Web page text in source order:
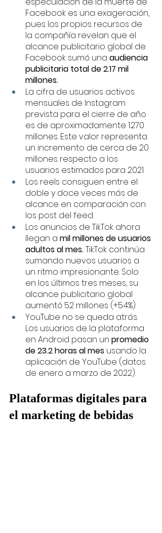
Facebook es una exageración,
pues los propios recursos de
la compañía revelan que el
alcance publicitario global de
Facebook sumó una audiencia
publicitaria total de 2.17 mil
millones.
La cifra de usuarios activos
mensuales de Instagram
prevista para el cierre de año
es de aproximadamente 1.270
millones. Este valor representa
un incremento de cerca de 20
millones respecto a los
usuarios estimados para 2021.
Los reels consiguen entre el
doble y doce veces más de
alcance en comparación con
los post del feed.
Los anuncios de TikTok ahora
llegan a mil millones de usuarios
adultos al mes. TikTok continúa
sumando nuevos usuarios a
un ritmo impresionante. Solo
en los últimos tres meses, su
alcance publicitario global
aumentó 52 millones (+5.4%).
YouTube no se queda atrás.
Los usuarios de la plataforma
en Android pasan un promedio
de 23.2 horas al mes usando la
aplicación de YouTube (datos
de enero a marzo de 2022).
Plataformas digitales para
el marketing de bebidas